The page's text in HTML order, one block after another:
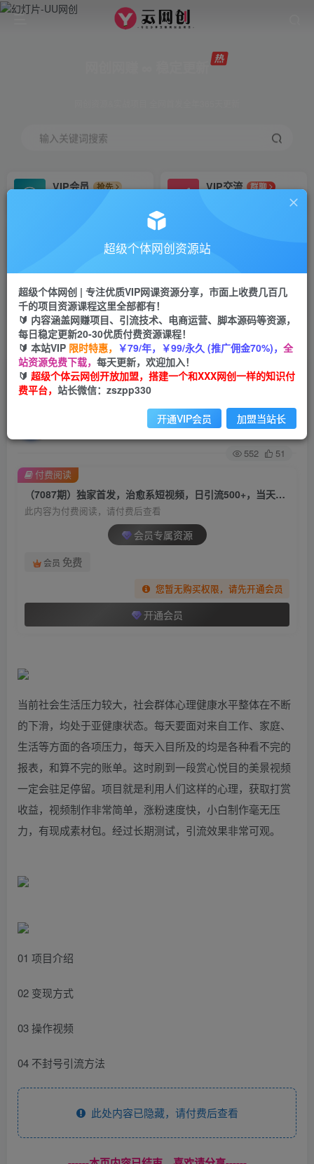
输入关键词搜索
VIP会员
抢先
VIP交流
群聊
研究探讨更多创业项目路子。
会员专属推广链接
招募站长
挂机
项目
脚本卡密
APP下载
GO
首页 创业课程 会员专属 正文
（7087期）独家首发，治愈系短视频，日引流
500+，当天变现，小白轻松月入过万首选…
关注 私信
552 51
（7087期）独家首发，治愈系短视频，日引流500+，当天变现，小白轻松月入过万首选…
此内容为付费阅读，请付费后查看
会员专属资源
会员 免费
您暂无购买权限，请先开通会员
开通会员
付费阅读
当前社会生活压力较大，社会群体心理健康水平整体在不断
的下滑，均处于亚健康状态。每天要面对来自工作、家庭、
生活等方面的各项压力，每天入目所及的均是各种看不完的
报表，和算不完的账单。这时刷到一段赏心悦目的美景视频
一定会驻足停留。项目就是利用人们这样的心理，获取打赏
收益，视频制作非常简单，涨粉速度快，小白制作毫无压
力，有现成素材包。经过长期测试，引流效果非常可观。
01 项目介绍
02 变现方式
03 操作视频
04 不封号引流方法
此处内容已隐藏，请付费后查看
超级个体网创资源站
超级个体网创 | 专注优质VIP网课资源分享，市面上收费几百几
千的项目资源课程这里全部都有！
🔰 内容涵盖网赚项目、引流技术、电商运营、脚本源码等资源，
每日稳定更新20-30优质付费资源课程！
🔰 本站VIP 限时特惠， ￥79/年，￥99/永久 (推广佣金70%)， 全
站资源免费下载， 每天更新，欢迎加入！
🔰 超级个体云网创开放加盟，搭建一个和XXX网创一样的知识付
费平台， 站长微信：zszpp330
开通VIP会员 加盟当站长